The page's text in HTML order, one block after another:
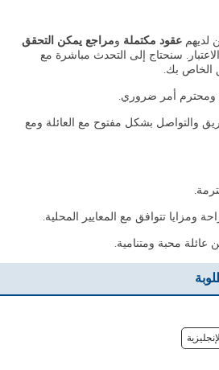
لديهم عقود مكتملة ومراجع يمكن التحقق
سنحتاج إلى التحدث مباشرة مع
الخاص بك.
ومحترم أمر ضروري.
والتواصل بشكل مفتوح مع العائلة ومع
ومزايا تتوافق مع المعايير المحلية.
محبة ومتنامية.